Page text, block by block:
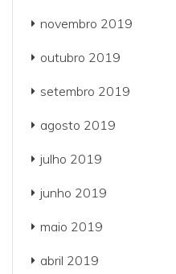
novembro 2019
outubro 2019
setembro 2019
agosto 2019
julho 2019
junho 2019
maio 2019
abril 2019